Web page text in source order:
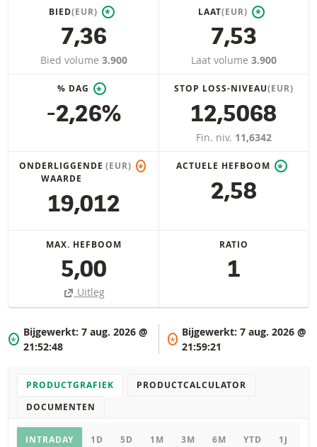
BIED(EUR) *
7,36
Bied volume 3.900
LAAT(EUR) *
7,53
Laat volume 3.900
% DAG *
-2,26%
STOP LOSS-NIVEAU(EUR)
12,5068
Fin. niv. 11,6342
ONDERLIGGENDE
WAARDE
(EUR) *
19,012
ACTUELE HEFBOOM *
2,58
MAX. HEFBOOM
5,00
Uitleg
RATIO
1
*
Bijgewerkt: 7 aug. 2026 @
21:52:48
*
Bijgewerkt:7 aug. 2026 @
21:59:21
PRODUCTGRAFIEK
PRODUCTCALCULATOR
DOCUMENTEN
Productgrafiek
INTRADAY 1D 5D 1M 3M 6M YTD 1J